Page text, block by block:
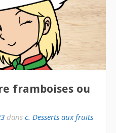
framboises ou
dans c. Desserts aux fruits